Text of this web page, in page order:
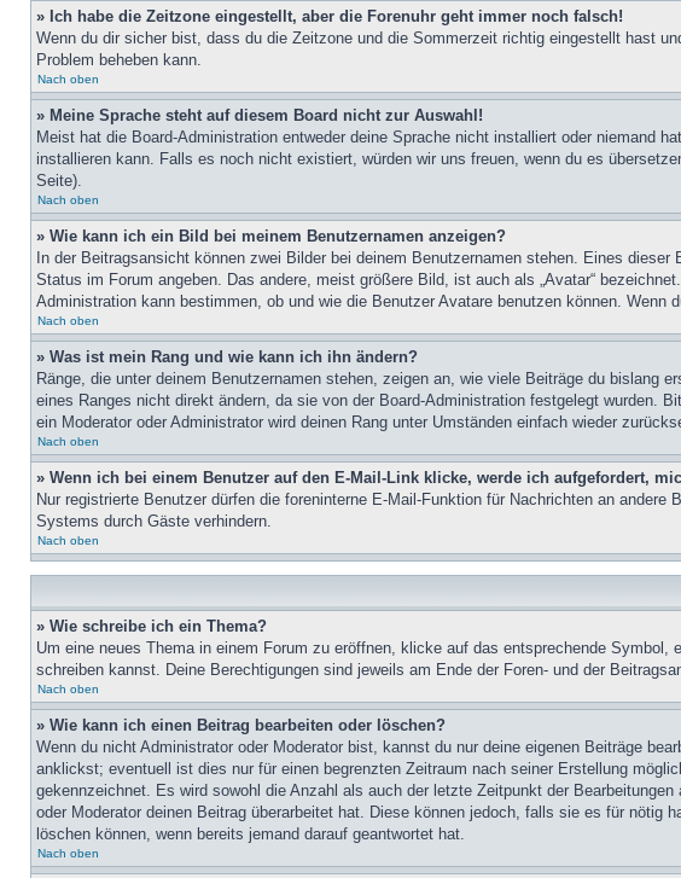
» Ich habe die Zeitzone eingestellt, aber die Forenuhr geht immer noch falsch!
Wenn du dir sicher bist, dass du die Zeitzone und die Sommerzeit richtig eingestellt hast
Problem beheben kann.
Nach oben
» Meine Sprache steht auf diesem Board nicht zur Auswahl!
Meist hat die Board-Administration entweder deine Sprache nicht installiert oder niemand
installieren kann. Falls es noch nicht existiert, würden wir uns freuen, wenn du es
Seite).
Nach oben
» Wie kann ich ein Bild bei meinem Benutzernamen anzeigen?
In der Beitragsansicht können zwei Bilder bei deinem Benutzernamen stehen. Eines
Status im Forum angeben. Das andere, meist größere Bild, ist auch als „Avatar“
Administration kann bestimmen, ob und wie die Benutzer Avatare benutzen können.
Nach oben
» Was ist mein Rang und wie kann ich ihn ändern?
Ränge, die unter deinem Benutzernamen stehen, zeigen an, wie viele Beiträge du bislang
eines Ranges nicht direkt ändern, da sie von der Board-Administration festgelegt wurden.
ein Moderator oder Administrator wird deinen Rang unter Umständen einfach wieder
Nach oben
» Wenn ich bei einem Benutzer auf den E-Mail-Link klicke, werde ich aufgefordert,
Nur registrierte Benutzer dürfen die foreninterne E-Mail-Funktion für Nachrichten an
Systems durch Gäste verhindern.
Nach oben
» Wie schreibe ich ein Thema?
Um eine neues Thema in einem Forum zu eröffnen, klicke auf das entsprechende
schreiben kannst. Deine Berechtigungen sind jeweils am Ende der Foren- und der
Nach oben
» Wie kann ich einen Beitrag bearbeiten oder löschen?
Wenn du nicht Administrator oder Moderator bist, kannst du nur deine eigenen Beiträge
anklickst; eventuell ist dies nur für einen begrenzten Zeitraum nach seiner Erstellung
gekennzeichnet. Es wird sowohl die Anzahl als auch der letzte Zeitpunkt der
oder Moderator deinen Beitrag überarbeitet hat. Diese können jedoch, falls sie es für
löschen können, wenn bereits jemand darauf geantwortet hat.
Nach oben